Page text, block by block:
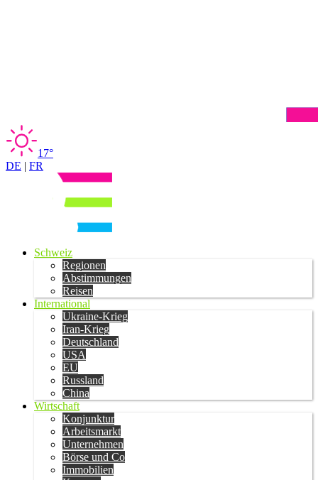
17°
DE | FR
Schweiz
Regionen
Abstimmungen
Reisen
International
Ukraine-Krieg
Iran-Krieg
Deutschland
USA
EU
Russland
China
Wirtschaft
Konjunktur
Arbeitsmarkt
Unternehmen
Börse und Co
Immobilien